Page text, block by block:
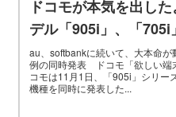
ドコモが本気を出し
デル「905i」、「705i
au、softbankに続いて、大本命
例の同時発表 ドコモ「欲しい端
コモは11月1日、「905i」シリー
機種を同時に発表した...